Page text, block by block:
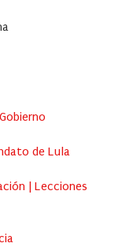
de Lula
| Lecciones